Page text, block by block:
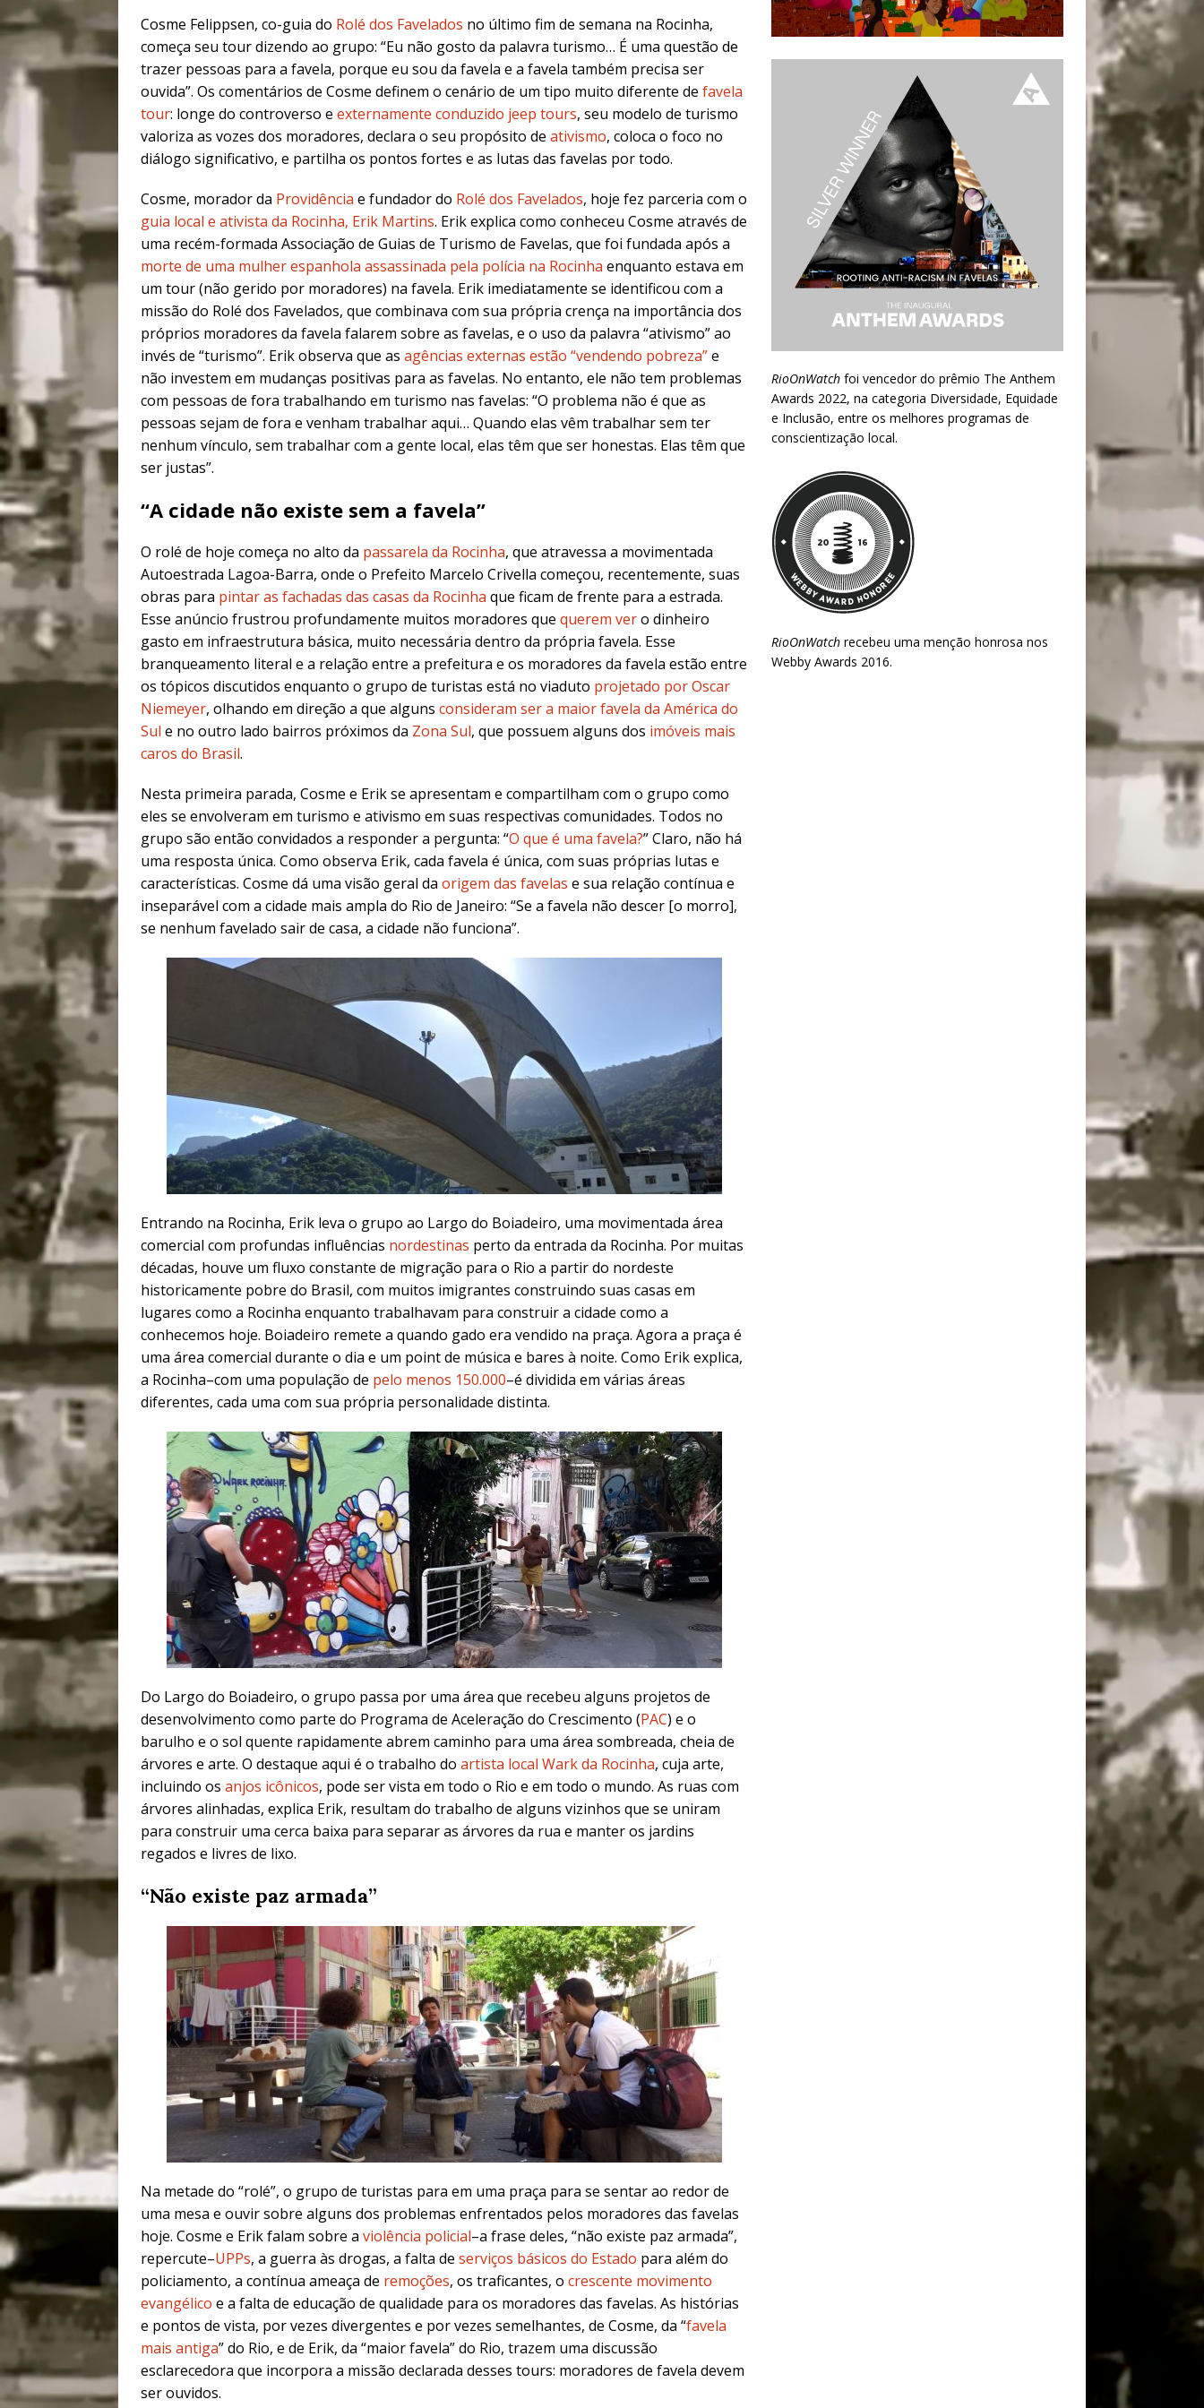
Cosme Felippsen, co-guia do Rolé dos Favelados no último fim de semana na Rocinha,
começa seu tour dizendo ao grupo: “Eu não gosto da palavra turismo… É uma questão de
trazer pessoas para a favela, porque eu sou da favela e a favela também precisa ser
ouvida”. Os comentários de Cosme definem o cenário de um tipo muito diferente de favela
tour: longe do controverso e externamente conduzido jeep tours, seu modelo de turismo
valoriza as vozes dos moradores, declara o seu propósito de ativismo, coloca o foco no
diálogo significativo, e partilha os pontos fortes e as lutas das favelas por todo.
Cosme, morador da Providência e fundador do Rolé dos Favelados, hoje fez parceria com o
guia local e ativista da Rocinha, Erik Martins. Erik explica como conheceu Cosme através de
uma recém-formada Associação de Guias de Turismo de Favelas, que foi fundada após a
morte de uma mulher espanhola assassinada pela polícia na Rocinha enquanto estava em
um tour (não gerido por moradores) na favela. Erik imediatamente se identificou com a
missão do Rolé dos Favelados, que combinava com sua própria crença na importância dos
próprios moradores da favela falarem sobre as favelas, e o uso da palavra “ativismo” ao
invés de “turismo”. Erik observa que as agências externas estão “vendendo pobreza”e
não investem em mudanças positivas para as favelas. No entanto, ele não tem problemas
com pessoas de fora trabalhando em turismo nas favelas: “O problema não é que as
pessoas sejam de fora e venham trabalhar aqui… Quando elas vêm trabalhar sem ter
nenhum vínculo, sem trabalhar com a gente local, elas têm que ser honestas. Elas têm que
ser justas”.
“A cidade não existe sem a favela”
O rolé de hoje começa no alto da passarela da Rocinha, que atravessa a movimentada
Autoestrada Lagoa-Barra, onde o Prefeito Marcelo Crivella começou, recentemente, suas
obras para pintar as fachadas das casas da Rocinha que ficam de frente para a estrada.
Esse anúncio frustrou profundamente muitos moradores que querem vero dinheiro
gasto em infraestrutura básica, muito necessária dentro da própria favela. Esse
branqueamento literal e a relação entre a prefeitura e os moradores da favela estão entre
os tópicos discutidos enquanto o grupo de turistas está no viaduto projetado por Oscar
Niemeyer, olhando em direção a que alguns consideram ser a maior favela da América do
Sul e no outro lado bairros próximos da Zona Sul, que possuem alguns dos imóveis mais
caros do Brasil.
Nesta primeira parada, Cosme e Erik se apresentam e compartilham com o grupo como
eles se envolveram em turismo e ativismo em suas respectivas comunidades. Todos no
grupo são então convidados a responder a pergunta: “O que é uma favela?” Claro, não há
uma resposta única. Como observa Erik, cada favela é única, com suas próprias lutas e
características. Cosme dá uma visão geral da origem das favelas e sua relação contínua e
inseparável com a cidade mais ampla do Rio de Janeiro: “Se a favela não descer [o morro],
se nenhum favelado sair de casa, a cidade não funciona”.
Entrando na Rocinha, Erik leva o grupo ao Largo do Boiadeiro, uma movimentada área
comercial com profundas influências nordestinas perto da entrada da Rocinha. Por muitas
décadas, houve um fluxo constante de migração para o Rio a partir do nordeste
historicamente pobre do Brasil, com muitos imigrantes construindo suas casas em
lugares como a Rocinha enquanto trabalhavam para construir a cidade como a
conhecemos hoje. Boiadeiro remete a quando gado era vendido na praça. Agora a praça é
uma área comercial durante o dia e um point de música e bares à noite. Como Erik explica,
a Rocinha–com uma população de pelo menos 150.000–é dividida em várias áreas
diferentes, cada uma com sua própria personalidade distinta.
Do Largo do Boiadeiro, o grupo passa por uma área que recebeu alguns projetos de
desenvolvimento como parte do Programa de Aceleração do Crescimento (PAC) e o
barulho e o sol quente rapidamente abrem caminho para uma área sombreada, cheia de
árvores e arte. O destaque aqui é o trabalho do artista local Wark da Rocinha, cuja arte,
incluindo os anjos icônicos, pode ser vista em todo o Rio e em todo o mundo. As ruas com
árvores alinhadas, explica Erik, resultam do trabalho de alguns vizinhos que se uniram
para construir uma cerca baixa para separar as árvores da rua e manter os jardins
regados e livres de lixo.
“Não existe paz armada”
Na metade do “rolé”, o grupo de turistas para em uma praça para se sentar ao redor de
uma mesa e ouvir sobre alguns dos problemas enfrentados pelos moradores das favelas
hoje. Cosme e Erik falam sobre a violência policial–a frase deles, “não existe paz armada”,
repercute–UPPs, a guerra às drogas, a falta de serviços básicos do Estado para além do
policiamento, a contínua ameaça de remoções, os traficantes, o crescente movimento
evangélico e a falta de educação de qualidade para os moradores das favelas. As histórias
e pontos de vista, por vezes divergentes e por vezes semelhantes, de Cosme, da “favela
mais antiga” do Rio, e de Erik, da “maior favela” do Rio, trazem uma discussão
esclarecedora que incorpora a missão declarada desses tours: moradores de favela devem
ser ouvidos.
RioOnWatchfoi vencedor do prêmio The Anthem
Awards 2022, na categoria Diversidade, Equidade
e Inclusão, entre os melhores programas de
conscientização local.
RioOnWatchrecebeu uma menção honrosa nos
Webby Awards 2016.